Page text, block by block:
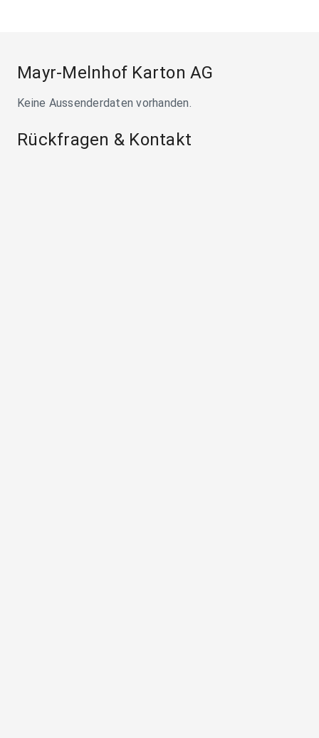
Mayr-Melnhof Karton AG
Keine Aussenderdaten vorhanden.
Rückfragen & Kontakt